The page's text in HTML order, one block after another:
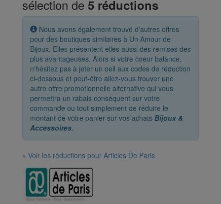
sélection de 5 réductions
Nous avons également trouvé d'autres offres
pour des boutiques similaires à Un Amour de
Bijoux. Elles présentent elles aussi des remises des
plus avantageuses. Alors si votre coeur balance,
n'hésitez pas à jeter un oeil aux codes de réduction
ci-dessous et peut-être allez-vous trouver une
autre offre promotionnelle alternative qui vous
permettra un rabais conséquent sur votre
commande ou tout simplement de réduire le
montant de votre panier sur vos achats Bijoux &
Accessoires.
» Voir les réductions pour Articles De Paris